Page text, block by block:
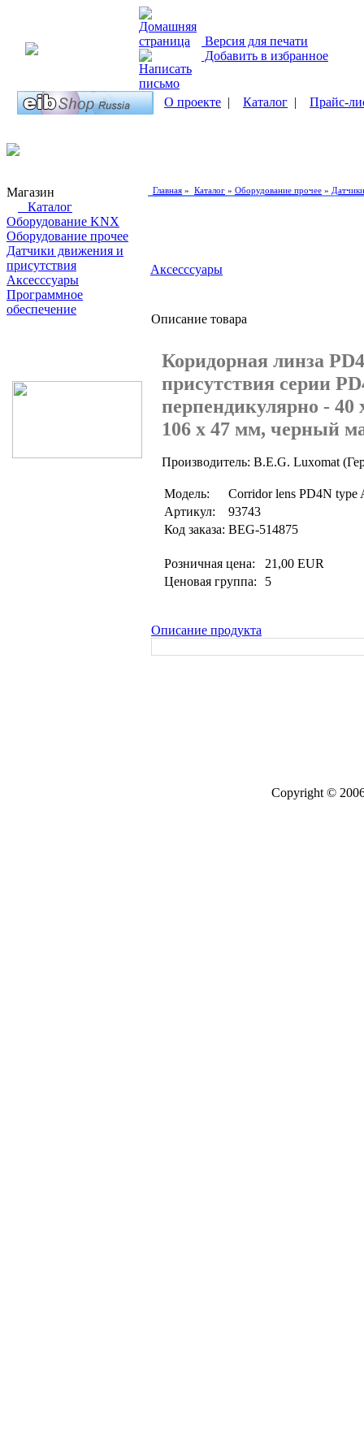
Версия для печати
Добавить в избранное
О проекте | Каталог | Прайс-
Магазин
Каталог
Оборудование KNX
Оборудование прочее
Датчики движения и
присутствия
Аксесссуары
Программное
обеспечение
Главная » Каталог » Оборудование прочее »
Аксесссуары
Описание товара
Коридорная линза
присутствия серии
перпендикулярно -
106 x 47 мм, черный
Производитель: B.E.G. Luxomat
Модель:
Corridor lens PD4N type
Артикул:
93743
Код заказа: BEG-514875
Розничная цена:
21,00 EUR
Ценовая группа:
5
Описание продукта
Copyright ©